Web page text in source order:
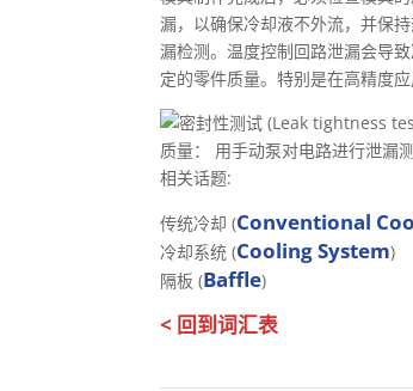
漏，以确保冷却液不外流，并保
漏检测。温度控制回路泄漏会导
定的零件质量。特别是在高精度
质量： 用手动泵对电路进行泄漏
相关话题:
传统冷却 (Conventional
冷却系统 (Cooling System)
隔板 (Baffle)
< 回到词汇表